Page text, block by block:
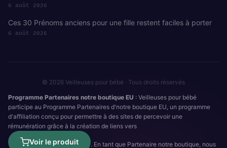
6 août 2026
Ces 30 Prénoms anciens pour une fille restent faciles à porter
6 août 2026
© 2026 Veilleuses pour bébé · Tous droits réservés
Programme Partenaires notre boutique EU : Veilleuses pour bébé
participe au Programme Partenaires d'notre boutique EU, un programme
d'affiliation conçu pour permettre à des sites de percevoir une
rémunération grâce à la création de liens vers
Voir le produit . En tant que Partenaire notre boutique, nous